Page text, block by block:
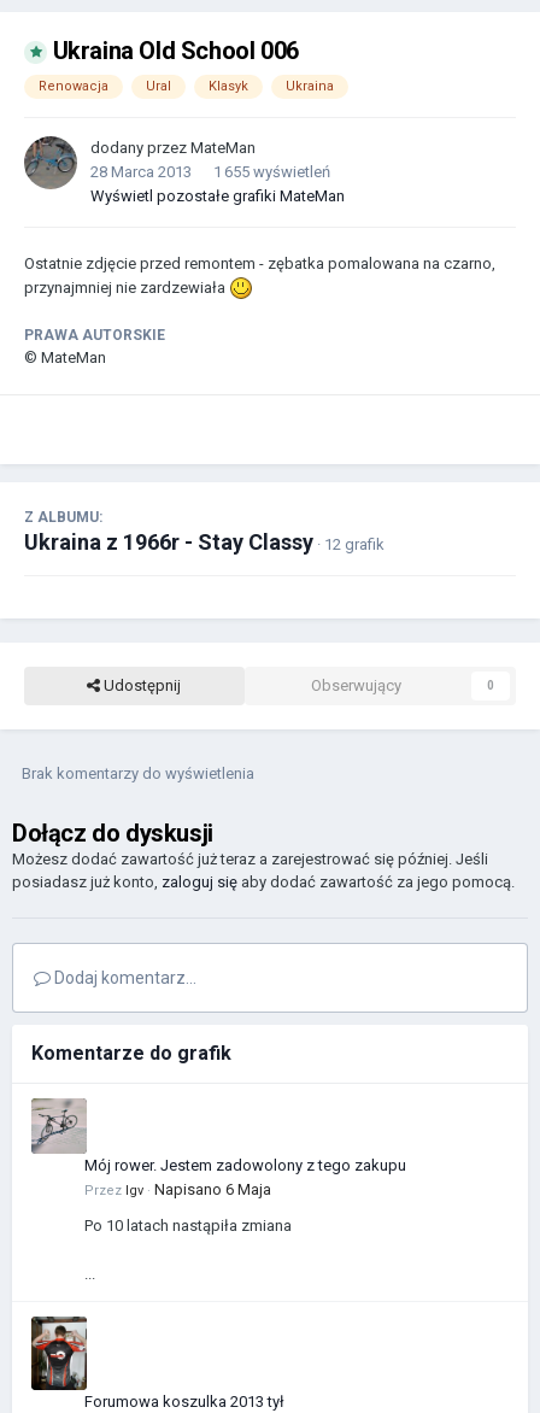
Ukraina Old School 006
Renowacja Ural Klasyk Ukraina
dodany przez MateMan
28 Marca 2013
1 655 wyświetleń
Wyświetl pozostałe grafiki MateMan
Ostatnie zdjęcie przed remontem - zębatka pomalowana na czarno,
przynajmniej nie zardzewiała
PRAWA AUTORSKIE
© MateMan
Z ALBUMU:
Ukraina z 1966r - Stay Classy · 12 grafik
Udostępnij Obserwujący 0
Brak komentarzy do wyświetlenia
Dołącz do dyskusji
Możesz dodać zawartość już teraz a zarejestrować się później. Jeśli
posiadasz już konto, zaloguj się aby dodać zawartość za jego pomocą.
Dodaj komentarz...
Komentarze do grafik
Mój rower. Jestem zadowolony z tego zakupu
Przez Igv · Napisano 6 Maja
Po 10 latach nastąpiła zmiana
...
Forumowa koszulka 2013 tył